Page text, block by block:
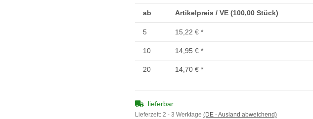
ab Artikelpreis / VE (100,00 Stück)
5 15,22 € *
10 14,95 € *
20 14,70 € *
lieferbar
Lieferzeit: 2 - 3 Werktage (DE - Ausland abweichend)